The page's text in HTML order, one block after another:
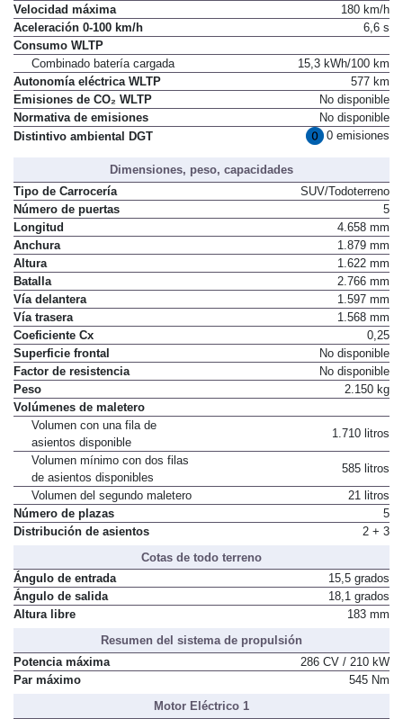
Velocidad máxima
180 km/h
Aceleración 0-100 km/h
6,6 s
Consumo WLTP
Combinado batería cargada
15,3 kWh/100 km
Autonomía eléctrica WLTP
577 km
Emisiones de CO₂ WLTP
No disponible
Normativa de emisiones
No disponible
Distintivo ambiental DGT
0 emisiones
Dimensiones, peso, capacidades
Tipo de Carrocería
SUV/Todoterreno
Número de puertas
5
Longitud
4.658 mm
Anchura
1.879 mm
Altura
1.622 mm
Batalla
2.766 mm
Vía delantera
1.597 mm
Vía trasera
1.568 mm
Coeficiente Cx
0,25
Superficie frontal
No disponible
Factor de resistencia
No disponible
Peso
2.150 kg
Volúmenes de maletero
Volumen con una fila de
asientos disponible
1.710 litros
Volumen mínimo con dos filas
de asientos disponibles
585 litros
Volumen del segundo maletero
21 litros
Número de plazas
5
Distribución de asientos
2 + 3
Cotas de todo terreno
Ángulo de entrada
15,5 grados
Ángulo de salida
18,1 grados
Altura libre
183 mm
Resumen del sistema de propulsión
Potencia máxima
286 CV / 210 kW
Par máximo
545 Nm
Motor Eléctrico 1